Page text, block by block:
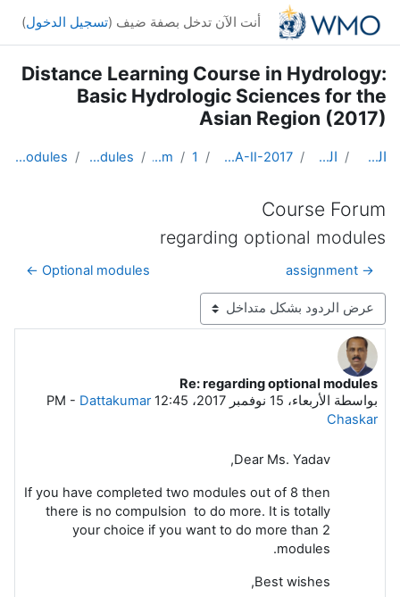
تخطى إلى المحتوى الرئيسي
أنت الآن تدخل بصفة ضيف (تسجيل الدخول)
Distance Learning Course in Hydrology:
Basic Hydrologic Sciences for the
Asian Region (2017)
الصفحة الرئيسية المقررات الدراسية DL Course in Hydrology - Asia RA-II-2017
Topic 1
Course Forum
regarding optional modules
Re: regarding optional modules
Course Forum
regarding optional modules
→ assignment
Optional modules ←
نمط العرض
Re: regarding optional modules
بواسطة الأربعاء، 15 نوفمبر 2017، 12:45 PM - Dattakumar
Chaskar
عدد الردود: 0
Dear Ms. Yadav,
If you have completed two modules out of 8 then
there is no compulsion to do more. It is totally
your choice if you want to do more than 2
modules.
Best wishes,